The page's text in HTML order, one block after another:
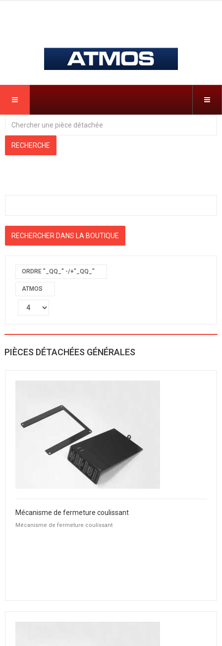
ORDRE "_QQ_" -/+"_QQ_"
ATMOS
PIÈCES DÉTACHÉES GÉNÉRALES
Mécanisme de fermeture coulissant
Mécanisme de fermeture coulissant